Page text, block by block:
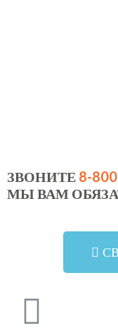
ЗВОНИТЕ 8-
МЫ ВАМ